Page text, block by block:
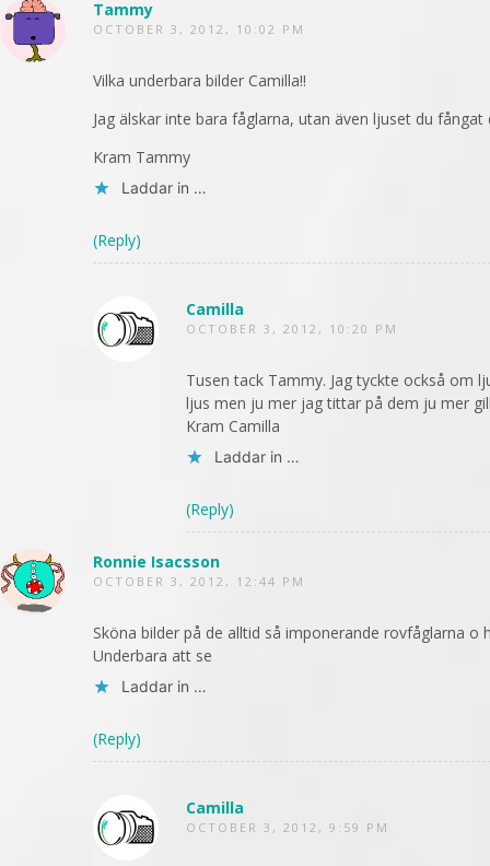
Tammy
OCTOBER 3, 2012, 10:02 PM
Vilka underbara bilder Camilla!!
Jag älskar inte bara fåglarna, utan även ljuset du
Kram Tammy
Laddar in …
(Reply)
Camilla
OCTOBER 3, 2012, 10:20 PM
Tusen tack Tammy. Jag tyckte också om
ljus men ju mer jag tittar på dem ju mer
Kram Camilla
Laddar in …
(Reply)
Ronnie Isacsson
OCTOBER 3, 2012, 12:44 PM
Sköna bilder på de alltid så imponerande rovfåglarna o
Underbara att se
Laddar in …
(Reply)
Camilla
OCTOBER 3, 2012, 9:59 PM